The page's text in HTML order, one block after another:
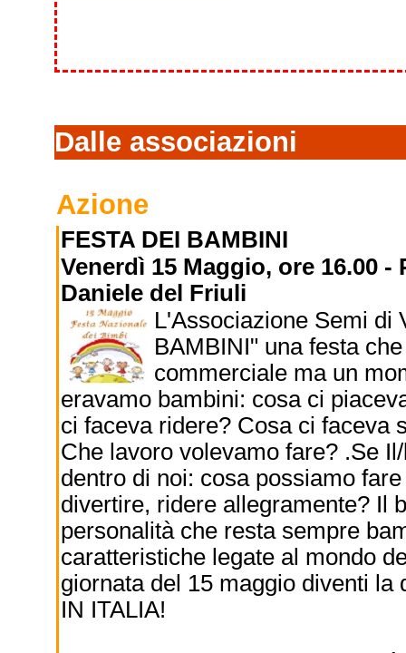
Dalle associazioni
Azione
FESTA DEI BAMBINI
Venerdì 15 Maggio, ore 16.00
Daniele del Friuli
L'Associazione Semi di
BAMBINI" una festa
commerciale ma un
eravamo bambini: cosa ci
ci faceva ridere? Cosa ci faceva
Che lavoro volevamo fare? .Se
dentro di noi: cosa possiamo
divertire, ridere allegramente? Il
personalità che resta sempre
caratteristiche legate al mondo
giornata del 15 maggio diventi la
IN ITALIA!